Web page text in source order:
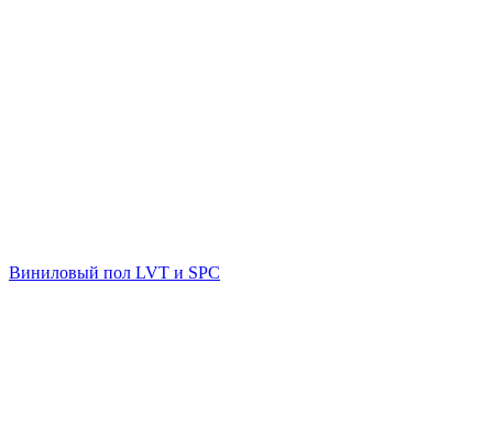
Виниловый пол LVT и SPC